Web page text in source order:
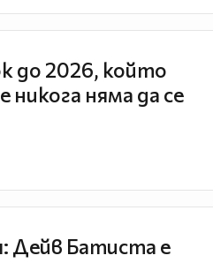
до 2026, който
никога няма да се
Дейв Батиста е